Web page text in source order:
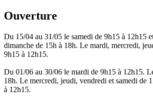
Ouverture
Du 15/04 au 31/05 le samedi de 9h15 à 12h15
dimanche de 15h à 18h. Le mardi, mercredi,
9h15 à 12h15.
Du 01/06 au 30/06 le mardi de 9h15 à 12h15.
18h. Le mercredi, jeudi, vendredi et samedi de
à 12h15.